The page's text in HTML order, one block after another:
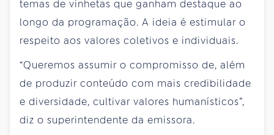
temas de vinhetas que ganham destaque ao
longo da programação. A ideia é estimular o
respeito aos valores coletivos e individuais.
“Queremos assumir o compromisso de, além
de produzir conteúdo com mais credibilidade
e diversidade, cultivar valores humanísticos”,
diz o superintendente da emissora.